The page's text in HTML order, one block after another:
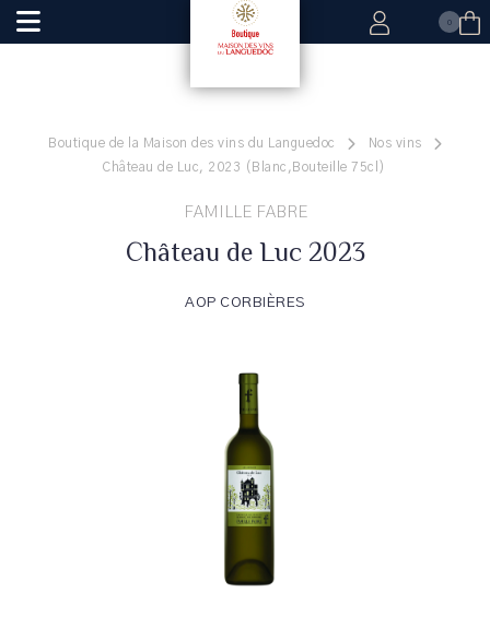
0
Boutique de la Maison des vins du Languedoc
Nos vins
Château de Luc, 2023 (Blanc,Bouteille 75cl)
FAMILLE FABRE
Château de Luc 2023
AOP CORBIÈRES